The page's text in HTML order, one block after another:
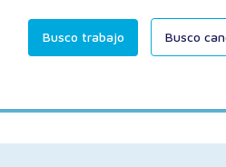
Busco trabajo Busco